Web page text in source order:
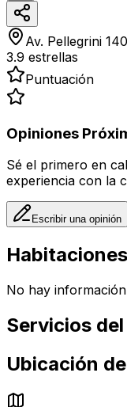
Av. Pellegrini
3.9 estrellas
Puntuación
Opiniones
Sé el primero en
experiencia con la
Escribir una opinión
No hay
Servicios del
Ubicación